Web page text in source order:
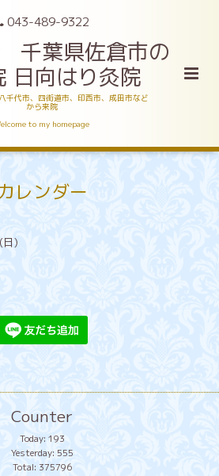
043-489-9322
千葉県佐倉市の
日向はり灸院
千代市、四街道市、印西市、成田市など
から来院
to my homepage
カレンダー
)
Counter
Today: 193
Yesterday: 555
Total: 375796